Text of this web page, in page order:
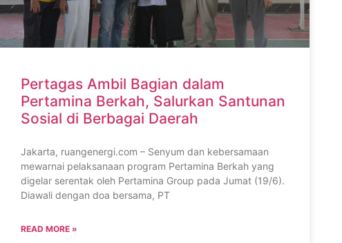
Pertagas Ambil Bagian dalam
Pertamina Berkah, Salurkan Santunan
Sosial di Berbagai Daerah
Jakarta, ruangenergi.com – Senyum dan kebersamaan
mewarnai pelaksanaan program Pertamina Berkah yang
digelar serentak oleh Pertamina Group pada Jumat (19/6).
Diawali dengan doa bersama, PT
READ MORE »